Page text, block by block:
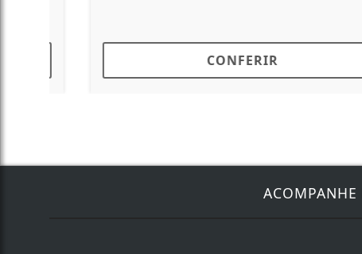
CONFERIR
ACOMPANHE